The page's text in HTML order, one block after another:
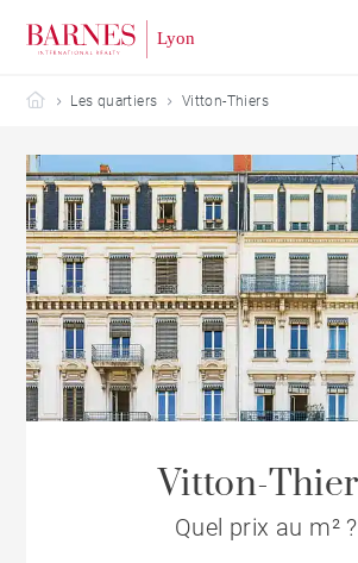
Barnes Lyon
Les quartiers Vitton-Thiers
Vitton-
Quel prix au m² ?